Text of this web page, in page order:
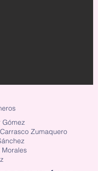
Gómez
Zumaquero
Morales